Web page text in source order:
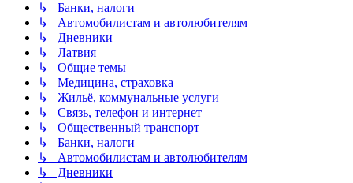
↳ Банки, налоги
↳ Автомобилистам и автолюбителям
↳ Дневники
↳ Латвия
↳ Общие темы
↳ Медицина, страховка
↳ Жильё, коммунальные услуги
↳ Связь, телефон и интернет
↳ Общественный транспорт
↳ Банки, налоги
↳ Автомобилистам и автолюбителям
↳ Дневники